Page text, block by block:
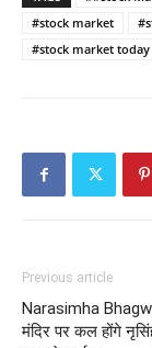
#stock market
#stock market today
Previous article
Narasimha
मंदिर पर कल होंगे